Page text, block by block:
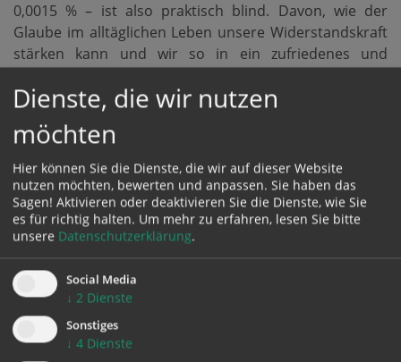
0,0015 % – ist also praktisch blind. Davon, wie der
Glaube im alltäglichen Leben unsere Widerstandskraft
stärken kann und wir so in ein zufriedenes und
Erzdiözese Wien als Motivator, Berater und
Impulsgeber engagiert.
Pfarrhof Baumgartenberg, Donnerstag, 6. Februar
2025 – Beginn: 19.30 Uhr
Eintritt: freiwillige Spenden
Das Katholische Bildungswerk Baumgartenberg freut
sich auf Ihren Besuch!
Dienste, die wir nutzen
möchten
Hier können Sie die Dienste, die wir auf dieser Website
nutzen möchten, bewerten und anpassen. Sie haben das
Sagen! Aktivieren oder deaktivieren Sie die Dienste, wie Sie
es für richtig halten. Um mehr zu erfahren, lesen Sie bitte
unsere Datenschutzerklärung.
Social Media
↓ 2 Dienste
Sonstiges
↓ 4 Dienste